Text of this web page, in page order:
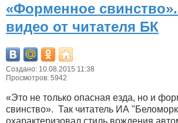
«Форменное
видео от читателя БК
Создано: 10.08.2015 11:38
Просмотров: 5942
«Это не только опасная езда, но и
свинство». Так читатель ИА